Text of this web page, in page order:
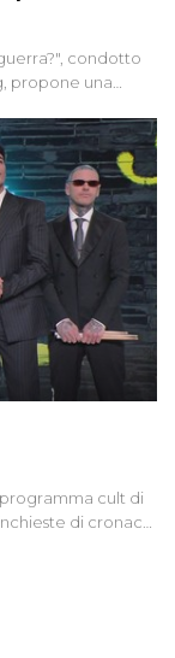
condotto
propone una
realtà pervasiva.
conflitti armati, il
un fenomeno
cult di
di cronaca